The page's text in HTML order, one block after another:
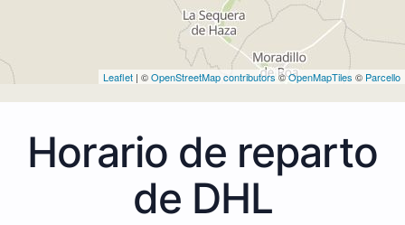
Leaflet | ©OpenStreetMap contributors ©OpenMapTiles © Parcello
Horario de reparto
de DHL